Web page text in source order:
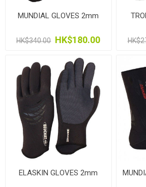
MUNDIAL GLOVES 2mm
HK$340.00 HK$180.00
ELASKIN GLOVES 2mm